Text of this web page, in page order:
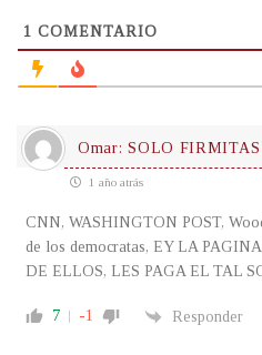
1 COMENTARIO
Omar: SOLO FIRMITAS
1 año atrás
CNN, WASHINGTON POST,
de los democratas, EY LA
DE ELLOS, LES PAGA EL TAL
7 -1 Responder